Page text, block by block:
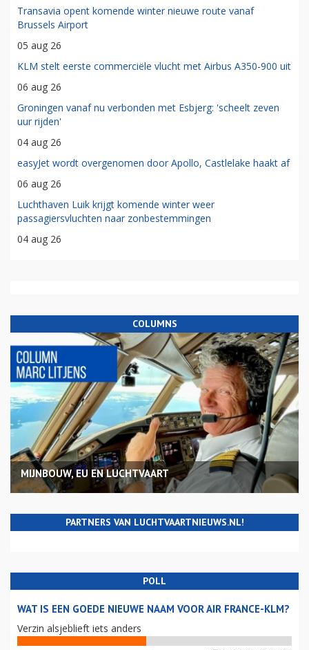
Transavia opent komende winter nieuwe route vanaf
Brussels Airport
05 aug 26
KLM stelt eerste commerciële vlucht met Airbus A350-900 uit
06 aug 26
Groningen vanaf nu verbonden met Esbjerg: 'scheelt zeven
uur rijden'
04 aug 26
easyJet wordt overgenomen door Apollo, Castlelake haakt af
06 aug 26
Luchthaven Luik krijgt komende winter weer
passagiersvluchten naar zonbestemmingen
04 aug 26
COLUMNS
MIJNBOUW, EU EN LUCHTVAART
PARTNERS VAN LUCHTVAARTNIEUWS.NL!
POLL
WAT IS EEN GOEDE NIEUWE NAAM VOOR AIR FRANCE-KLM?
Verzin alsjeblieft iets anders